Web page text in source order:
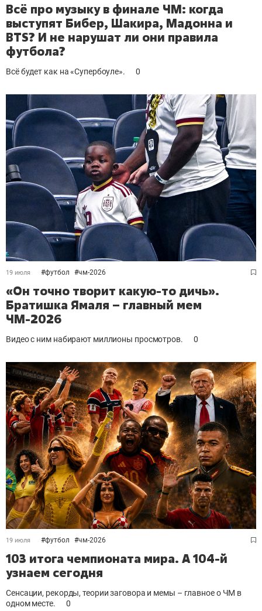
Всё про музыку в финале ЧМ: когда
выступят Бибер, Шакира, Мадонна и
BTS? И не нарушат ли они правила
футбола?
Всё будет как на «Супербоуле». 0
19 июля #футбол #чм-2026
«Он точно творит какую-то дичь».
Братишка Ямаля – главный мем
ЧМ-2026
Видео с ним набирают миллионы просмотров. 0
19 июля #футбол #чм-2026
103 итога чемпионата мира. А 104-й
узнаем сегодня
Сенсации, рекорды, теории заговора и мемы – главное о ЧМ в
одном месте.
0